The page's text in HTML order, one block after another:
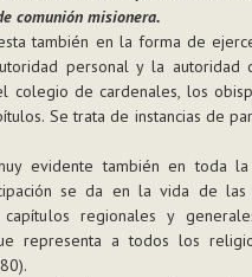
comunión misionera.
también en la forma de
personal y la autoridad
colegio de cardenales, los
Se trata de instancias de
evidente también en toda
se da en la vida de las
regionales y
representa a todos los